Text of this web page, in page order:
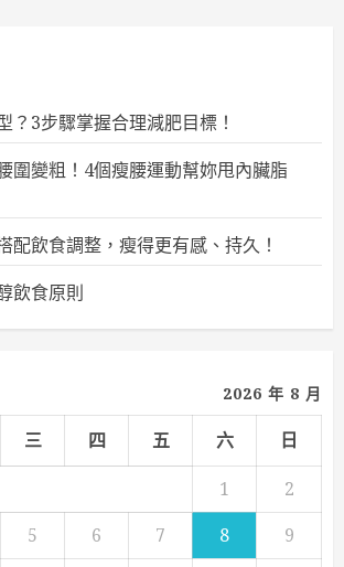
？3步驟掌握合理減肥目標！
圍變粗！4個瘦腰運動幫妳甩內臟脂
配飲食調整，瘦得更有感、持久！
飲食原則
2026 年 8 月
三 四 五 六
日
1
2
5 6 7 8 9